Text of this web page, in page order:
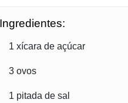
Ingredientes:
1 xícara de açúcar
3 ovos
1 pitada de sal